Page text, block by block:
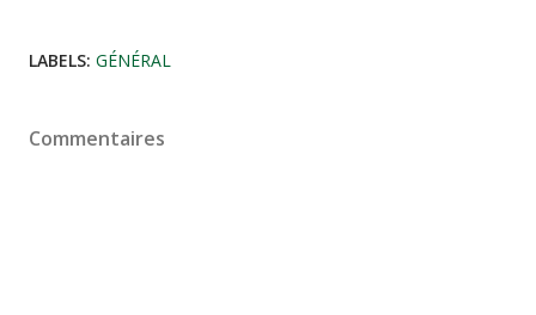
LABELS: GÉNÉRAL
Commentaires